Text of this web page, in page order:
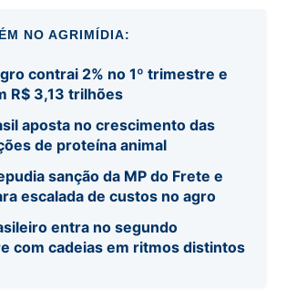
NO AGRIMÍDIA:
contrai 2% no 1º trimestre e
R$ 3,13 trilhões
aposta no crescimento das
de proteína animal
sanção da MP do Frete e
escalada de custos no agro
entra no segundo
com cadeias em ritmos distintos